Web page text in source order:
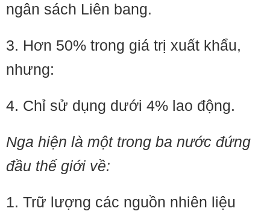
ngân sách Liên bang.
3. Hơn 50% trong giá trị xuất khẩu,
nhưng:
4. Chỉ sử dụng dưới 4% lao động.
Nga hiện là một trong ba nước đứng
đầu thế giới về:
1. Trữ lượng các nguồn nhiên liệu